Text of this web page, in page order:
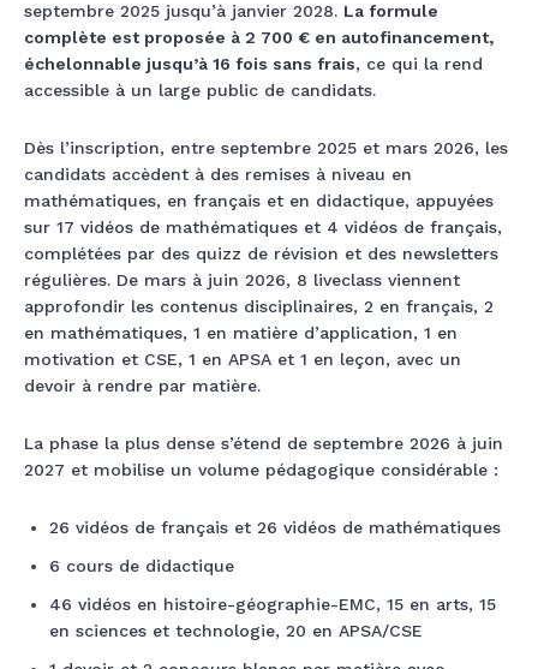
septembre 2025 jusqu’à janvier 2028. La formule
complète est proposée à 2 700 € en autofinancement,
échelonnable jusqu’à 16 fois sans frais, ce qui la rend
accessible à un large public de candidats.
Dès l’inscription, entre septembre 2025 et mars 2026, les
candidats accèdent à des remises à niveau en
mathématiques, en français et en didactique, appuyées
sur 17 vidéos de mathématiques et 4 vidéos de français,
complétées par des quizz de révision et des newsletters
régulières. De mars à juin 2026, 8 liveclass viennent
approfondir les contenus disciplinaires, 2 en français, 2
en mathématiques, 1 en matière d’application, 1 en
motivation et CSE, 1 en APSA et 1 en leçon, avec un
devoir à rendre par matière.
La phase la plus dense s’étend de septembre 2026 à juin
2027 et mobilise un volume pédagogique considérable :
26 vidéos de français et 26 vidéos de mathématiques
6 cours de didactique
46 vidéos en histoire-géographie-EMC, 15 en arts, 15
en sciences et technologie, 20 en APSA/CSE